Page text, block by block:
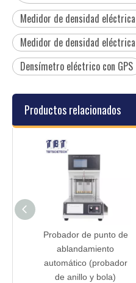
Medidor de densidad
Medidor de densidad
Densímetro eléctrico con GPS
Productos relacionados
Probador de punto de
ablandamiento
automático (probador
de anillo y bola)